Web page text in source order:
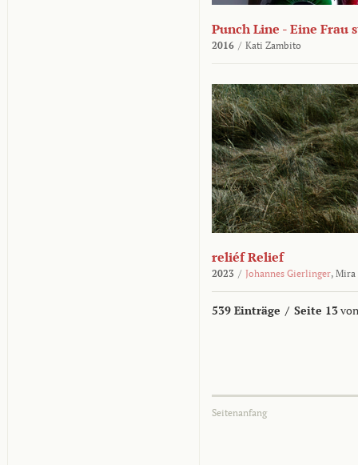
Punch Line - Eine Frau
2016 / Kati Zambito
reliéf Relief
2023 / Johannes Gierlinger, Mira
539 Einträge / Seite 13
Seitenanfang